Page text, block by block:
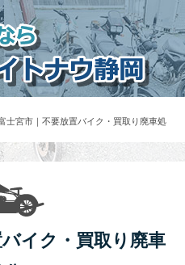
士宮市｜不要放置バイク・買取り廃車処
イク・買取り廃車